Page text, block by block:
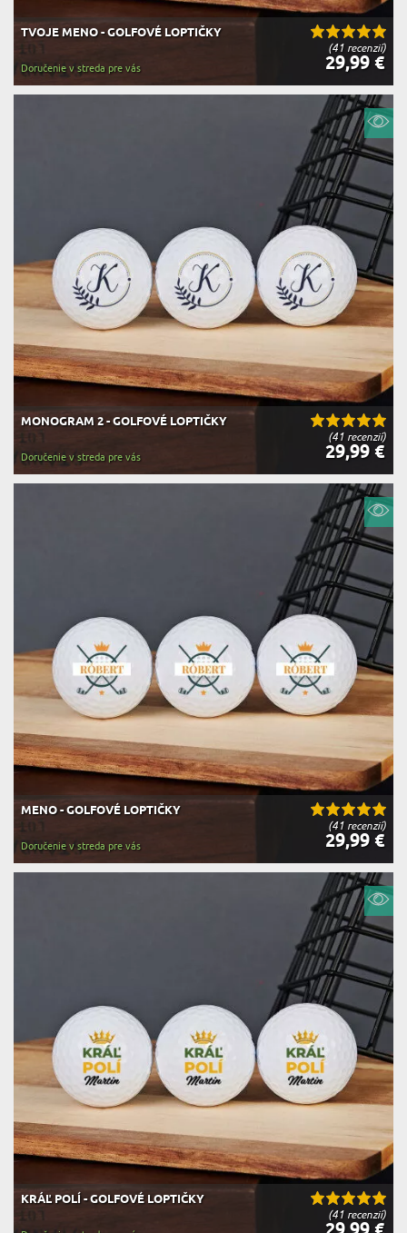
(41 recenzií)
TVOJE MENO - GOLFOVÉ LOPTIČKY
29,99 €
Doručenie v streda pre vás
(41 recenzií)
MONOGRAM 2 - GOLFOVÉ LOPTIČKY
29,99 €
Doručenie v streda pre vás
(41 recenzií)
MENO - GOLFOVÉ LOPTIČKY
29,99 €
Doručenie v streda pre vás
(41 recenzií)
KRÁĽ POLÍ - GOLFOVÉ LOPTIČKY